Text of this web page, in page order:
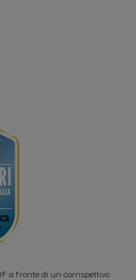
a fronte di un corrispettivo